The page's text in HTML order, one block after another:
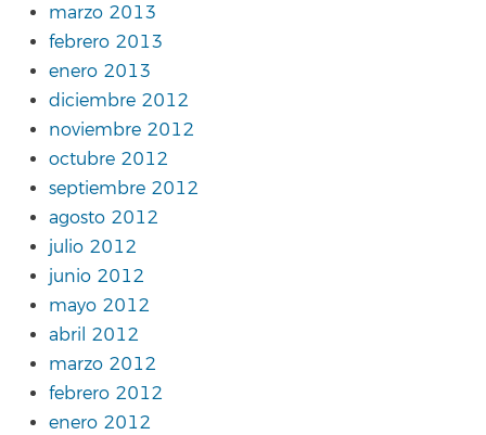
marzo 2013
febrero 2013
enero 2013
diciembre 2012
noviembre 2012
octubre 2012
septiembre 2012
agosto 2012
julio 2012
junio 2012
mayo 2012
abril 2012
marzo 2012
febrero 2012
enero 2012